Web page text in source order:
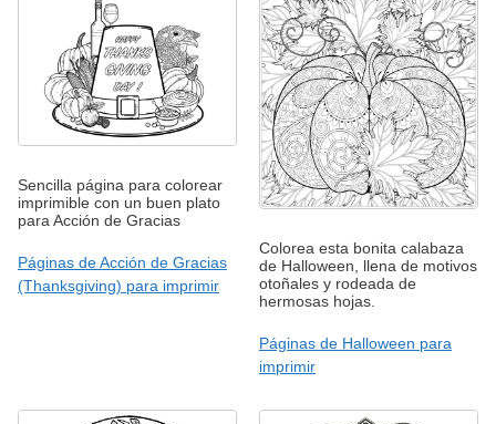
Sencilla página para colorear
imprimible con un buen plato
para Acción de Gracias
Páginas de Acción de Gracias
(Thanksgiving) para imprimir
Colorea esta bonita calabaza
de Halloween, llena de motivos
otoñales y rodeada de
hermosas hojas.
Páginas de Halloween para
imprimir